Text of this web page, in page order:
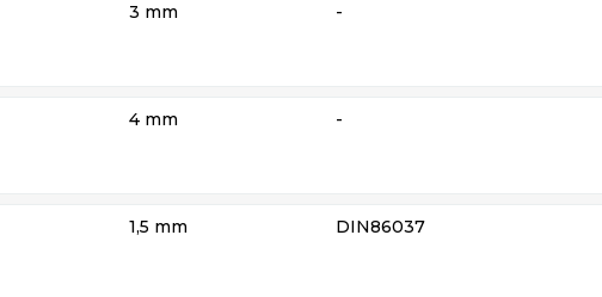
3 mm -
4 mm -
1,5 mm DIN86037